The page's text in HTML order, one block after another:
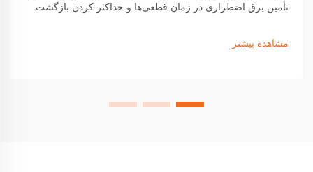
تأمین برق اضطراری در زمان قطعی‌ها و حداکثر کردن بازگشت
عملکرد واقعی اطلاعات بیشتری کسب کنید. راهنمای رایگان
خورشیدی + ذخیره‌سازی خود را دریافت کنید.
مشاهده بیشتر